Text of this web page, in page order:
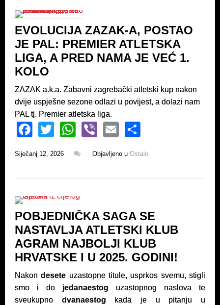
o
k
p
EVOLUCIJA ZAZAK-A, POSTAO
JE PAL: PREMIER ATLETSKA
LIGA, A PRED NAMA JE VEĆ 1.
KOLO
ZAZAK a.k.a. Zabavni zagrebački atletski kup nakon
dvije uspješne sezone odlazi u povijest, a dolazi nam
PAL tj. Premier atletska liga.
F
c
e
o
k
T
tt
er
W
at
s
p
p
Vi
er
E
ail ar
e
Siječanj 12, 2026 Objavljeno u Ostalo
POBJEDNIČKA SAGA SE
NASTAVLJA ATLETSKI KLUB
AGRAM NAJBOLJI KLUB
HRVATSKE I U 2025. GODINI!
Nakondesete uzastopne titule, usprkos svemu, stigli
smo i do jedanaestog uzastopnog naslova te
sveukupno dvanaestog kada je u pitanju u